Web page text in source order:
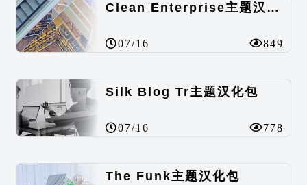
Clean Enterprise主题汉化包
07/16 849
Silk Blog Tr主题汉化包
07/16 778
The Funk主题汉化包